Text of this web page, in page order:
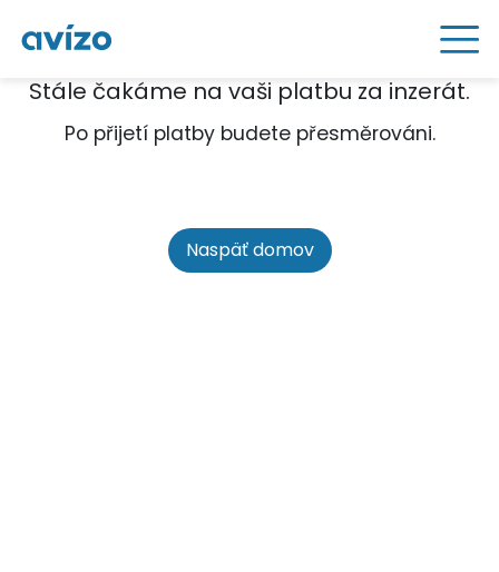
Stále čakáme na vaši platbu za inzerát.
Po přijetí platby budete přesměrováni.
Naspäť domov